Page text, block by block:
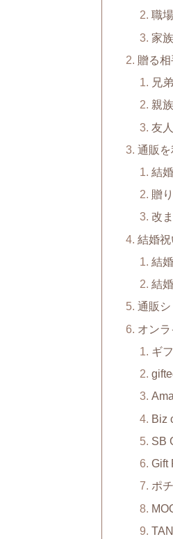
職
家
贈る
兄
親
友
通販
結
贈
改
結婚
結
結
通販
オン
ギ
Biz
SB
Gift
ポ